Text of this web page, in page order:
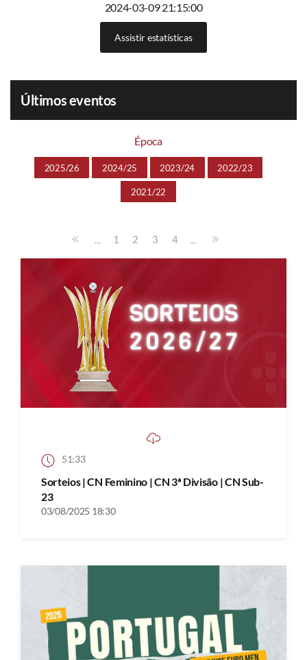
2024-03-09 21:15:00
Assistir estatísticas
Últimos eventos
Época
2025/26 2024/25 2023/24 2022/23
2021/22
... 1 2 3 4 ...
51:33
Sorteios | CN Feminino | CN 3ª Divisão | CN Sub-
23
03/08/2025 18:30